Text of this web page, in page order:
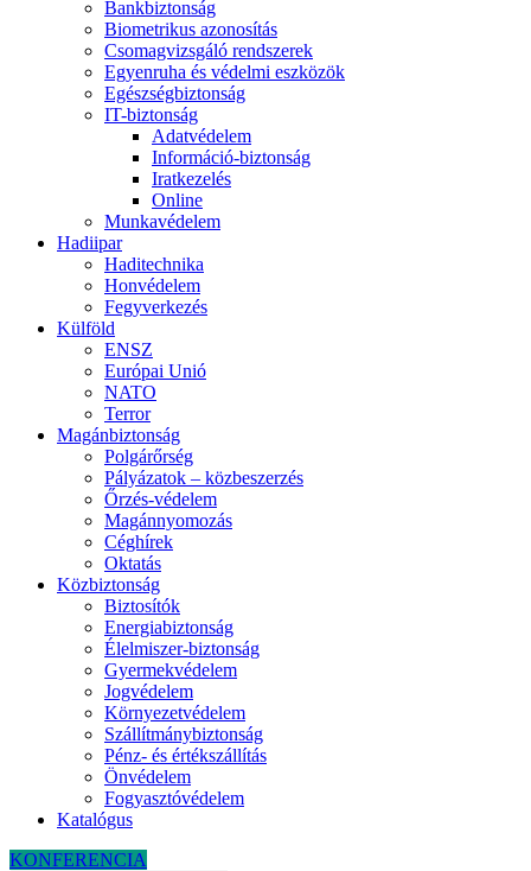
Bankbiztonság
Biometrikus azonosítás
Csomagvizsgáló rendszerek
Egyenruha és védelmi eszközök
Egészségbiztonság
IT-biztonság
Adatvédelem
Információ-biztonság
Iratkezelés
Online
Munkavédelem
Hadiipar
Haditechnika
Honvédelem
Fegyverkezés
Külföld
ENSZ
Európai Unió
NATO
Terror
Magánbiztonság
Polgárőrség
Pályázatok – közbeszerzés
Őrzés-védelem
Magánnyomozás
Céghírek
Oktatás
Közbiztonság
Biztosítók
Energiabiztonság
Élelmiszer-biztonság
Gyermekvédelem
Jogvédelem
Környezetvédelem
Szállítmánybiztonság
Pénz- és értékszállítás
Önvédelem
Fogyasztóvédelem
Katalógus
KONFERENCIA